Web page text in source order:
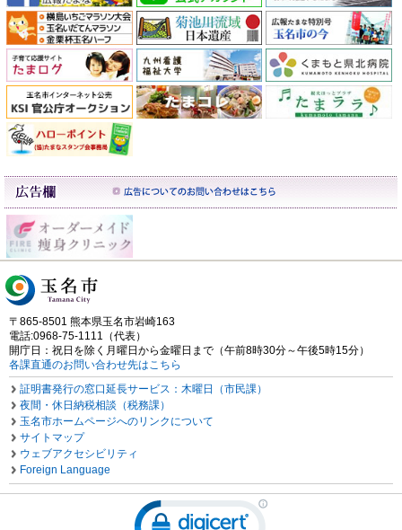
〒865-8501 熊本県玉名市岩崎163
電話:0968-75-1111（代表）
開庁日：祝日を除く月曜日から金曜日まで（午前8時30分～午後5時15分）
各課直通のお問い合わせ先はこちら
証明書発行の窓口延長サービス：木曜日（市民課）
夜間・休日納税相談（税務課）
玉名市ホームページへのリンクについて
サイトマップ
ウェブアクセシビリティ
Foreign Language